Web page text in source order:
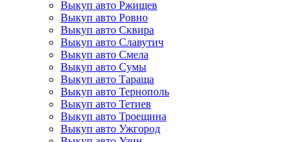
Выкуп авто Ржищев
Выкуп авто Ровно
Выкуп авто Сквира
Выкуп авто Славутич
Выкуп авто Смела
Выкуп авто Сумы
Выкуп авто Тараща
Выкуп авто Тернополь
Выкуп авто Тетиев
Выкуп авто Троещина
Выкуп авто Ужгород